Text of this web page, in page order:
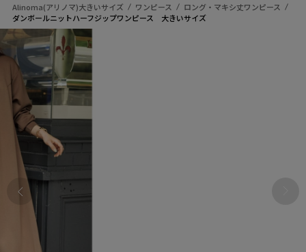
Alinoma(アリノマ)大きいサイズ ワンピース
ロング・マキシ丈ワンピース
ダンボールニットハーフジップワンピース 大きいサイズ